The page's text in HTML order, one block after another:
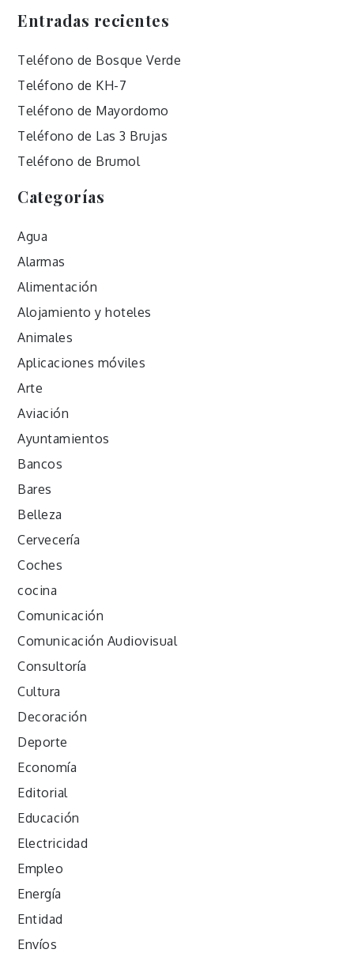
Entradas recientes
Teléfono de Bosque Verde
Teléfono de KH-7
Teléfono de Mayordomo
Teléfono de Las 3 Brujas
Teléfono de Brumol
Categorías
Agua
Alarmas
Alimentación
Alojamiento y hoteles
Animales
Aplicaciones móviles
Arte
Aviación
Ayuntamientos
Bancos
Bares
Belleza
Cervecería
Coches
cocina
Comunicación
Comunicación Audiovisual
Consultoría
Cultura
Decoración
Deporte
Economía
Editorial
Educación
Electricidad
Empleo
Energía
Entidad
Envíos